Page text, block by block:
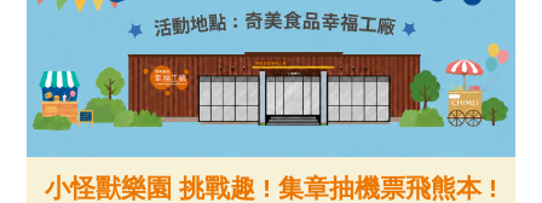
小怪獸樂園 挑戰趣 ! 集章抽機票飛熊本 !